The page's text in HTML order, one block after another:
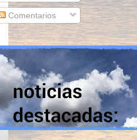
Comentarios